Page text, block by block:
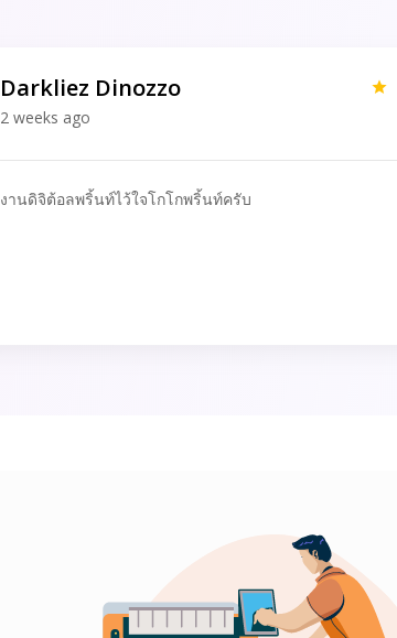
Darkliez Dinozzo
2 weeks ago
งานดิจิต้อลพริ้นท์ไว้ใจโกโกพริ้นท์ครับ